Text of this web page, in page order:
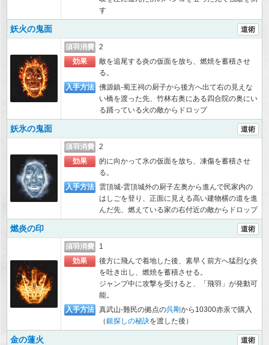
す
妖火の鬼面 道術
須羽消費 2
効果
敵を追尾する炎の仮面を放ち、燃焼を蓄積させ
る。
入手方法 佛源鎮-蜀王祠の厨子から後方へ出て右の見えな
い橋を渡った先、竹林右奥にある四合院の奥にい
る踊っている火の敵からドロップ
妖氷の鬼面 道術
須羽消費 2
効果
的に向かって氷の仮面を放ち、凍傷を蓄積させ
る。
入手方法
雲頂城-雲頂城外の厨子左奥から進んで民家内の
はしごを登り、正面に見える高い建物横の道を進
んだ先、燃えている家の右付近の敵からドロップ
燃炎の印 道術
須羽消費
1
効果
後方に飛んで着地した後、素早く前方へ猛烈な炎
を吐き出し、燃焼を蓄積させる。
ジャンプ中に攻撃を受けると、「飛羽」が発動可
能。
入手方法 真武山-難民の拠点の呉剛から10300赤汞で購入
（銀探しの秘訣を渡した後）
金の蓮火 道術